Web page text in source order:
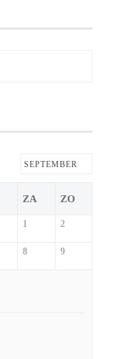
SEPTEMBER
ZA ZO
1 2
8 9